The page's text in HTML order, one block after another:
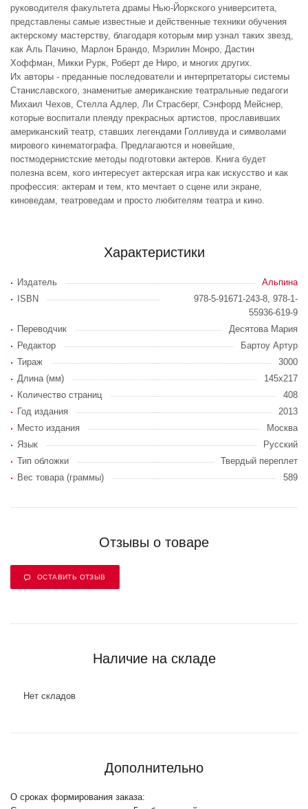
руководителя факультета драмы Нью-Йоркского университета,
представлены самые известные и действенные техники обучения
актерскому мастерству, благодаря которым мир узнал таких звезд,
как Аль Пачино, Марлон Брандо, Мэрилин Монро, Дастин
Хоффман, Микки Рурк, Роберт де Ниро, и многих других.
Их авторы - преданные последователи и интерпретаторы системы
Станиславского, знаменитые американские театральные педагоги
Михаил Чехов, Стелла Адлер, Ли Страсберг, Сэнфорд Мейснер,
которые воспитали плеяду прекрасных артистов, прославивших
американский театр, ставших легендами Голливуда и символами
мирового кинематографа. Предлагаются и новейшие,
постмодернистские методы подготовки актеров. Книга будет
полезна всем, кого интересует актерская игра как искусство и как
профессия: актерам и тем, кто мечтает о сцене или экране,
киноведам, театроведам и просто любителям театра и кино.
Характеристики
Издатель
Альпина
ISBN
978-5-91671-243-8, 978-1-
55936-619-9
Переводчик
Десятова Мария
Редактор
Бартоу Артур
Тираж
3000
Длина (мм)
145х217
Количество страниц
408
Год издания
2013
Место издания
Москва
Язык
Русский
Тип обложки
Твердый переплет
Вес товара (граммы)
589
Отзывы о товаре
ОСТАВИТЬ ОТЗЫВ
Наличие на складе
Нет складов
Дополнительно
О сроках формирования заказа: